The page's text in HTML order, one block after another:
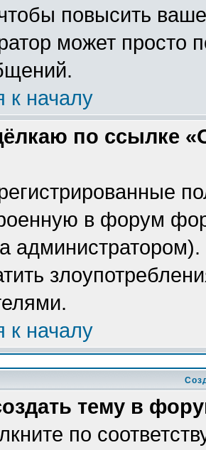
повысить
может просто
к началу
по ссылке
в форум
к началу
тему в
по